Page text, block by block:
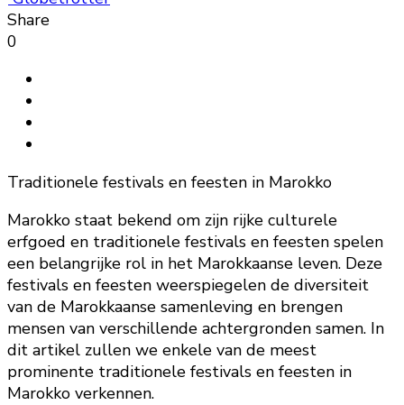
Share
0
Traditionele festivals en feesten in Marokko
Marokko staat bekend om zijn rijke culturele
erfgoed en traditionele festivals en feesten spelen
een belangrijke rol in het Marokkaanse leven. Deze
festivals en feesten weerspiegelen de diversiteit
van de Marokkaanse samenleving en brengen
mensen van verschillende achtergronden samen. In
dit artikel zullen we enkele van de meest
prominente traditionele festivals en feesten in
Marokko verkennen.